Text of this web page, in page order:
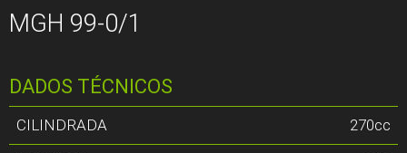
MGH 99-0/1
DADOS TÉCNICOS
CILINDRADA 270cc